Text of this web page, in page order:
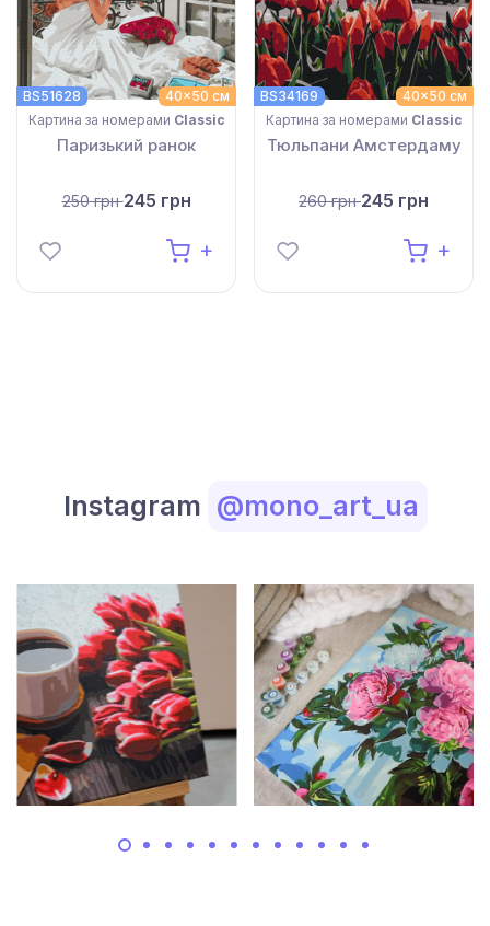
40x50 см
BS51628
Картина за номерами Classic
Паризький ранок
250 грн245 грн
40x50 см
BS34169
Картина за номерами Classic
Тюльпани Амстердаму
260 грн245 грн
Instagram @mono_art_ua